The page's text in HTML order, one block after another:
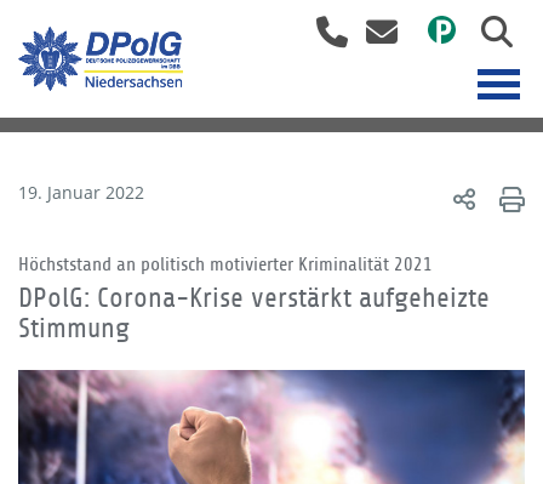
19. Januar 2022
Höchststand an politisch motivierter Kriminalität 2021
DPolG: Corona-Krise verstärkt aufgeheizte
Stimmung